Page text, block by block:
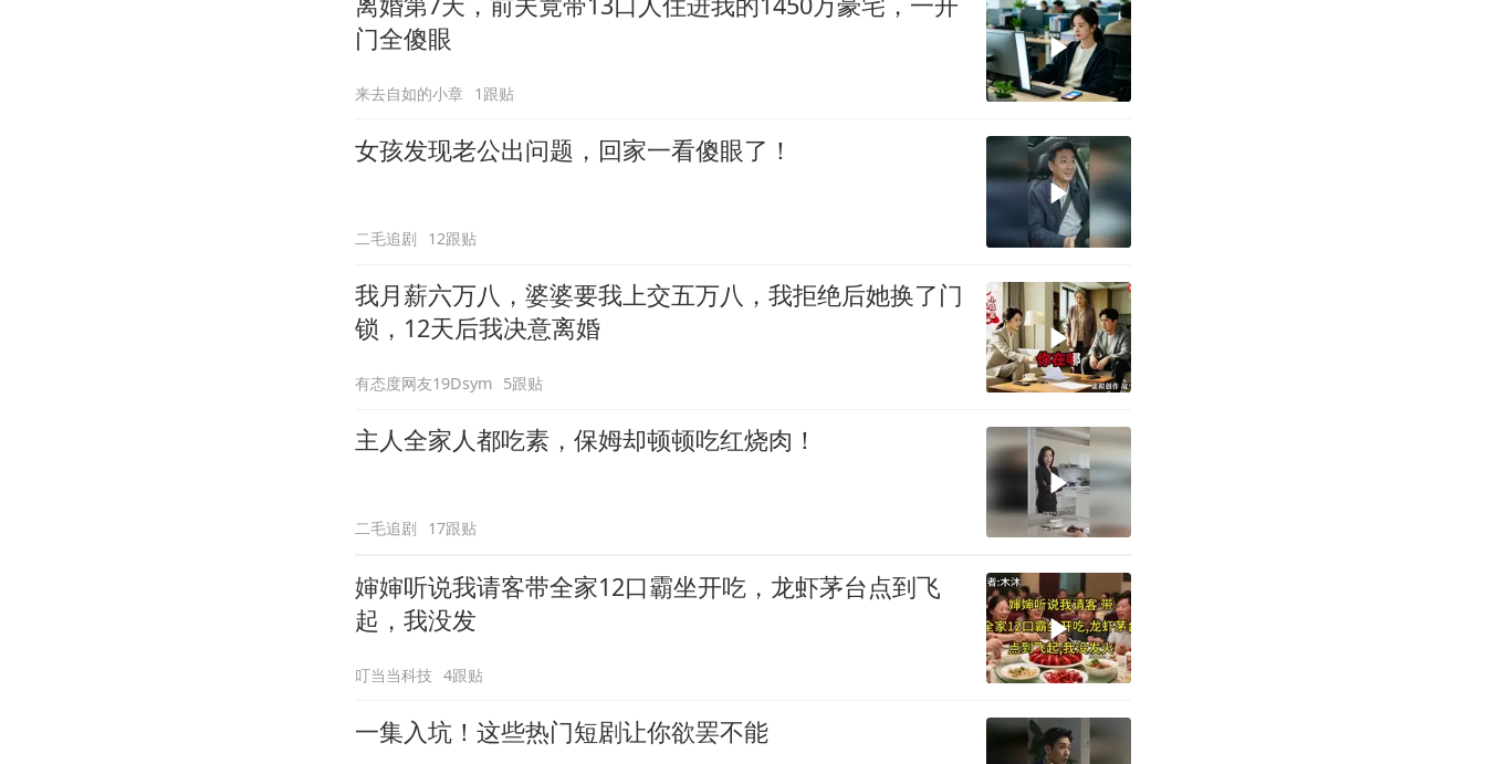
门全傻眼
来去自如的小章 1跟贴
女孩发现老公出问题，回家一看傻眼了！
二毛追剧 12跟贴
我月薪六万八，婆婆要我上交五万八，我拒绝后她换了门
锁，12天后我决意离婚
有态度网友19Dsym 5跟贴
主人全家人都吃素，保姆却顿顿吃红烧肉！
二毛追剧 17跟贴
婶婶听说我请客带全家12口霸坐开吃，龙虾茅台点到飞
起，我没发
叮当当科技 4跟贴
一集入坑！这些热门短剧让你欲罢不能